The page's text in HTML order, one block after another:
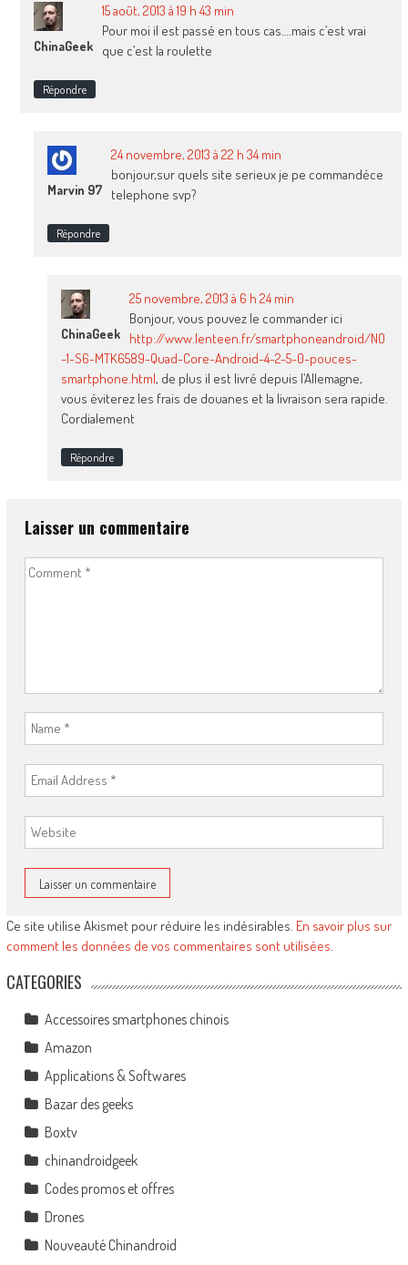
ChinaGeek
15 août, 2013 à 19 h 43 min
Pour moi il est passé en tous cas….mais c’est vrai
que c’est la roulette
Répondre
Marvin 97
24 novembre, 2013 à 22 h 34 min
bonjour,sur quels site serieux je pe commandéce
telephone svp?
Répondre
ChinaGeek
25 novembre, 2013 à 6 h 24 min
Bonjour, vous pouvez le commander ici
http://www.lenteen.fr/smartphoneandroid/NO
-1-S6-MTK6589-Quad-Core-Android-4-2-5-0-pouces-
smartphone.html, de plus il est livré depuis l’Allemagne,
vous éviterez les frais de douanes et la livraison sera rapide.
Cordialement
Répondre
Laisser un commentaire
Ce site utilise Akismet pour réduire les indésirables. En savoir plus sur
comment les données de vos commentaires sont utilisées.
CATEGORIES
Accessoires smartphones chinois
Amazon
Applications & Softwares
Bazar des geeks
Boxtv
chinandroidgeek
Codes promos et offres
Drones
Nouveauté Chinandroid